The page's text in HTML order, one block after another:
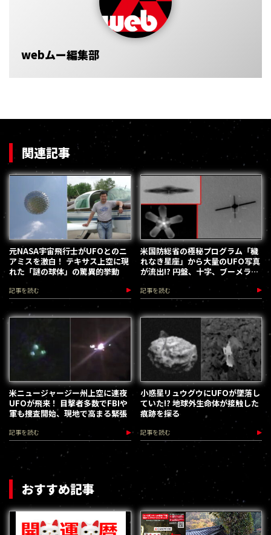
webムー編集部
関連記事
元NASA宇宙飛行士がUFOとのニ
アミスを激白！ テキサス上空に現
れた「謎の球体」の驚異的挙動
記事を読む
米国防総省の極秘プログラム「穢
れなき星座」から大量のUFO写真
が流出!? 円盤、十字、ブーメラン
記事を読む
米ニュージャージー州上空に連夜
UFOが飛来！ 目撃者多数でFBIや
軍も捜査開始、現地で高まる緊張
記事を読む
小惑星リュウグウにUFOが墜落し
ていた!? 地球外生命体が接触した
痕跡を探る
記事を読む
おすすめ記事